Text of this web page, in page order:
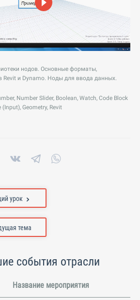
нодов. Основные форматы,
Revit и Dynamo. Ноды для ввода данных.
Number Slider, Boolean, Watch, Code Block
(Input), Geometry, Revit
тема
урок
события отрасли
Название мероприятия